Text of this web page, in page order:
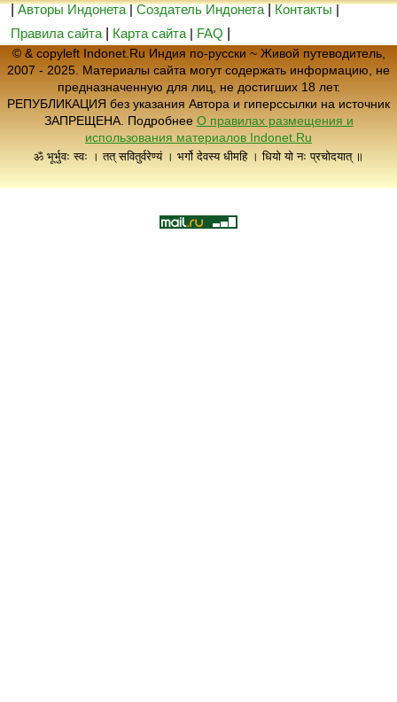
|Авторы Индонета|Создатель Индонета|Контакты|
Правила сайта
Карта сайта | FAQ
© & copyleft Indonet.Ru Индия по-русски ~ Живой путеводитель,
2007 - 2025. Материалы сайта могут содержать информацию, не
предназначенную для лиц, не достигших 18 лет.
РЕПУБЛИКАЦИЯ без указания Автора и гиперссылки на источник
ЗАПРЕЩЕНА. Подробнее О правилах размещения и
использования материалов Indonet.Ru
ॐ भूर्भुवः स्वः । तत् सवितुर्वरेण्यं । भर्गो देवस्य धीमहि । धियो यो नः प्रचोदयात् ॥